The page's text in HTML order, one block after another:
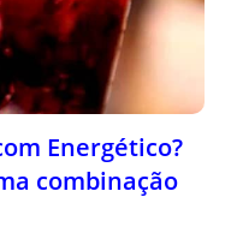
Energético?
combinação